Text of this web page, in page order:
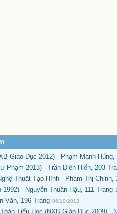
Giáo Dục 2012) - Phạm Mạnh Hùng,
Phạm 2013) - Trần Diên Hiển, 203
Thuật Tạo Hình - Phạm Thị Chỉnh,
- Nguyễn Thuần Hậu, 111 Trang
Văn, 196 Trang 06/10/2013